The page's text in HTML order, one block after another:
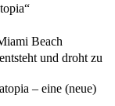
Beach
und droht zu
– eine (neue)